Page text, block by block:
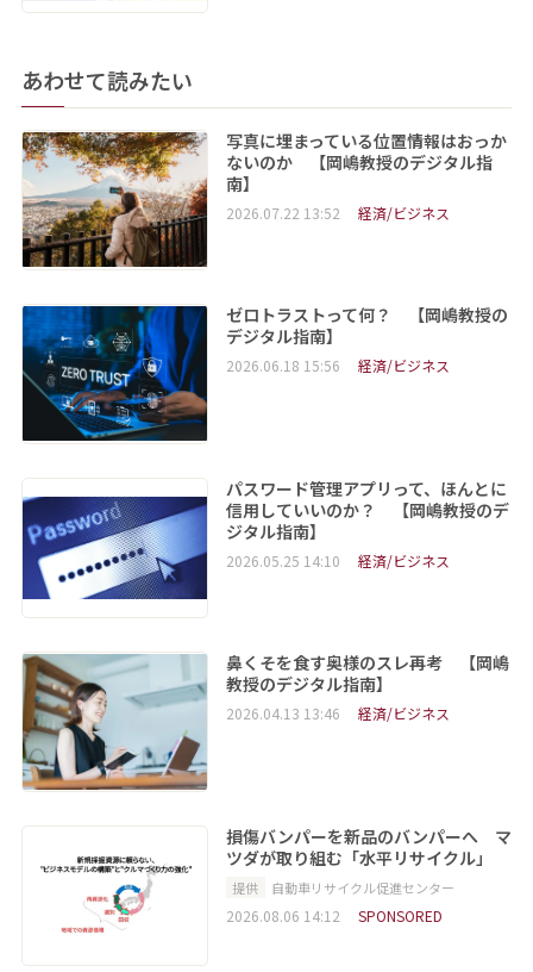
あわせて読みたい
写真に埋まっている位置情報はおっか
ないのか 【岡嶋教授のデジタル指
南】
2026.07.22 13:52 経済/ビジネス
ゼロトラストって何？ 【岡嶋教授の
デジタル指南】
2026.06.18 15:56 経済/ビジネス
パスワード管理アプリって、ほんとに
信用していいのか？ 【岡嶋教授のデ
ジタル指南】
2026.05.25 14:10 経済/ビジネス
鼻くそを食す奥様のスレ再考 【岡嶋
教授のデジタル指南】
2026.04.13 13:46 経済/ビジネス
損傷バンパーを新品のバンパーへ マ
ツダが取り組む「水平リサイクル」
提供 自動車リサイクル促進センター
2026.08.06 14:12 SPONSORED